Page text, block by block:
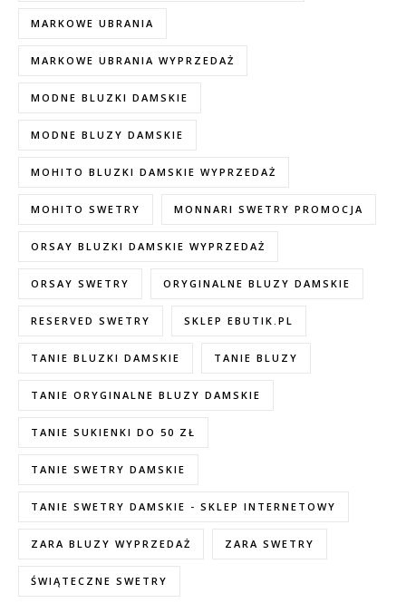
MARKOWE UBRANIA
MARKOWE UBRANIA WYPRZEDAŻ
MODNE BLUZKI DAMSKIE
MODNE BLUZY DAMSKIE
MOHITO BLUZKI DAMSKIE WYPRZEDAŻ
MOHITO SWETRY MONNARI SWETRY PROMOCJA
ORSAY BLUZKI DAMSKIE WYPRZEDAŻ
ORSAY SWETRY ORYGINALNE BLUZY DAMSKIE
RESERVED SWETRY SKLEP EBUTIK.PL
TANIE BLUZKI DAMSKIE TANIE BLUZY
TANIE ORYGINALNE BLUZY DAMSKIE
TANIE SUKIENKI DO 50 ZŁ
TANIE SWETRY DAMSKIE
TANIE SWETRY DAMSKIE - SKLEP INTERNETOWY
ZARA BLUZY WYPRZEDAŻ ZARA SWETRY
ŚWIĄTECZNE SWETRY